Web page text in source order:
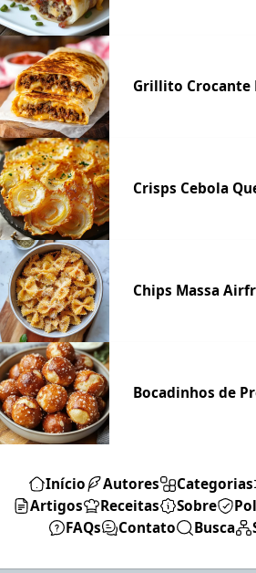
Grillito Crocante
Crisps Cebola
Chips Massa
Bocadinhos de
Início Autores Categorias
Artigos
Receitas Sobre
FAQs
Contato Busca